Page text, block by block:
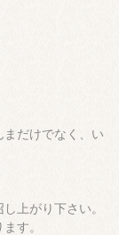
まだけでなく、い
上がり下さい。
す。